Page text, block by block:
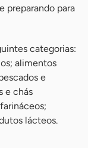
preparando para
categorias:
alimentos
e
e chás
lácteos.